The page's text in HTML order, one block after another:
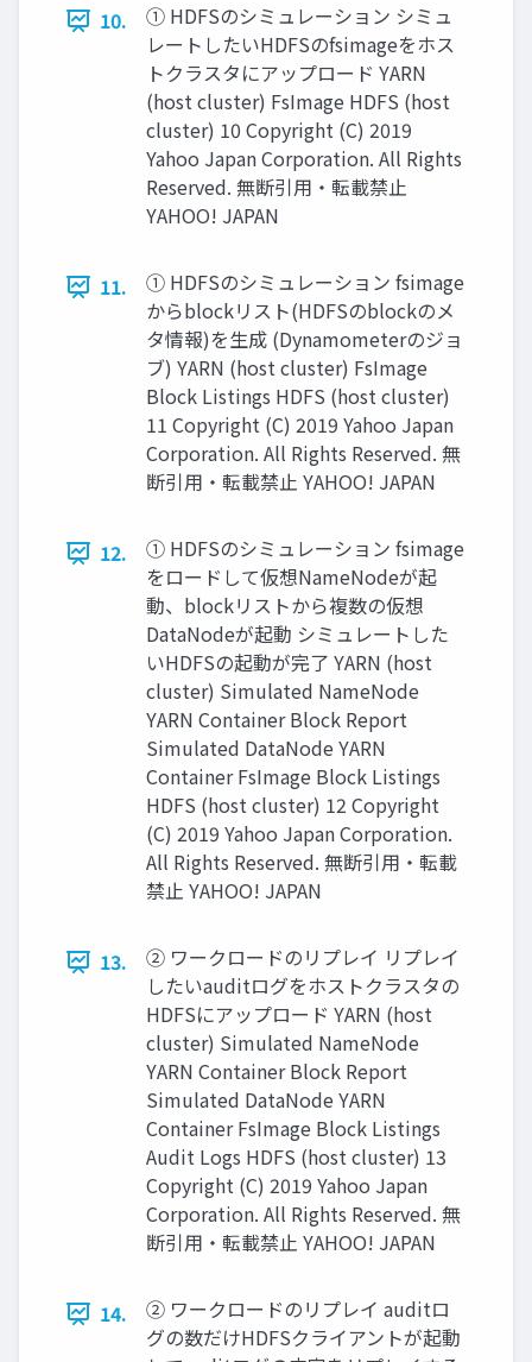
10.
① HDFSのシミュレーション シミュ
レートしたいHDFSのfsimageをホス
トクラスタにアップロード YARN
(host cluster) FsImage HDFS (host
cluster) 10 Copyright (C) 2019
Yahoo Japan Corporation. All Rights
Reserved. 無断引用・転載禁止
YAHOO! JAPAN
11.
① HDFSのシミュレーション fsimage
からblockリスト(HDFSのblockのメ
タ情報)を生成 (Dynamometerのジョ
ブ) YARN (host cluster) FsImage
Block Listings HDFS (host cluster)
11 Copyright (C) 2019 Yahoo Japan
Corporation. All Rights Reserved. 無
断引用・転載禁止 YAHOO! JAPAN
12.
① HDFSのシミュレーション fsimage
をロードして仮想NameNodeが起
動、blockリストから複数の仮想
DataNodeが起動 シミュレートした
いHDFSの起動が完了 YARN (host
cluster) Simulated NameNode
YARN Container Block Report
Simulated DataNode YARN
Container FsImage Block Listings
HDFS (host cluster) 12 Copyright
(C) 2019 Yahoo Japan Corporation.
All Rights Reserved. 無断引用・転載
禁止 YAHOO! JAPAN
13.
② ワークロードのリプレイ リプレイ
したいauditログをホストクラスタの
HDFSにアップロード YARN (host
cluster) Simulated NameNode
YARN Container Block Report
Simulated DataNode YARN
Container FsImage Block Listings
Audit Logs HDFS (host cluster) 13
Copyright (C) 2019 Yahoo Japan
Corporation. All Rights Reserved. 無
断引用・転載禁止 YAHOO! JAPAN
14.
② ワークロードのリプレイ auditロ
グの数だけHDFSクライアントが起動